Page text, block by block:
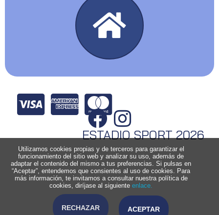
ESTADIO SPORT 2026
Utilizamos cookies propias y de terceros para garantizar el
funcionamiento del sitio web y analizar su uso, además de
adaptar el contenido del mismo a tus preferencias. Si pulsas en
“Aceptar”, entendemos que consientes al uso de cookies. Para
más información, te invitamos a consultar nuestra política de
cookies, diríjase al siguiente enlace.
RECHAZAR ACEPTAR